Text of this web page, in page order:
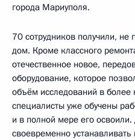
города Мариуполя.
70 сотрудников получили,
дом. Кроме классного
отечественное новое,
оборудование, которое
объём исследований в более
специалисты уже обучены
и в полной мере его
своевременно